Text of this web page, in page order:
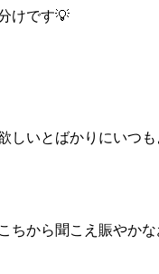
けです💡
しいとばかりにいつ
ちから聞こえ賑やか